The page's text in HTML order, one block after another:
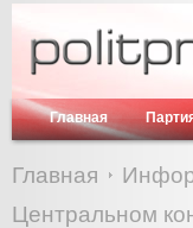
Главная
Главная
Центральном